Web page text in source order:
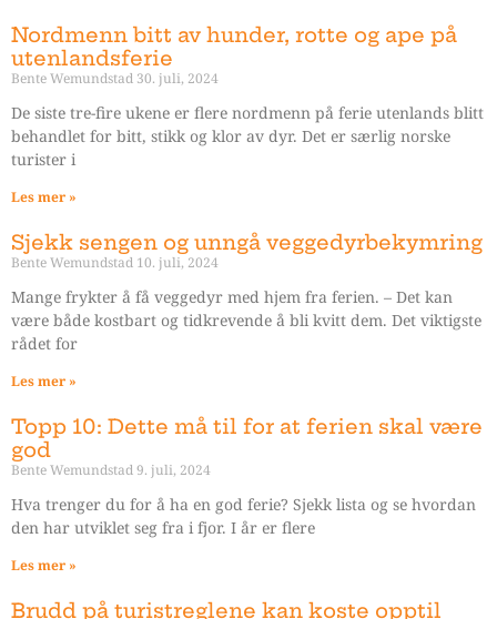
Nordmenn bitt av hunder, rotte og ape på
utenlandsferie
Bente Wemundstad 30. juli, 2024
De siste tre-fire ukene er flere nordmenn på ferie utenlands blitt
behandlet for bitt, stikk og klor av dyr. Det er særlig norske
turister i
Les mer »
Sjekk sengen og unngå veggedyrbekymring
Bente Wemundstad 10. juli, 2024
Mange frykter å få veggedyr med hjem fra ferien. – Det kan
være både kostbart og tidkrevende å bli kvitt dem. Det viktigste
rådet for
Les mer »
Topp 10: Dette må til for at ferien skal være
god
Bente Wemundstad9. juli, 2024
Hva trenger du for å ha en god ferie? Sjekk lista og se hvordan
den har utviklet seg fra i fjor. I år er flere
Les mer »
Brudd på turistreglene kan koste opptil